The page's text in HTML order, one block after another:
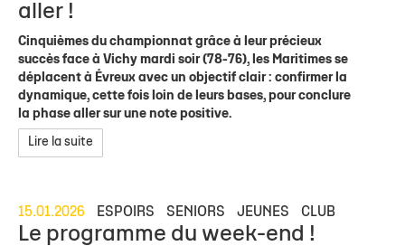
aller !
Cinquièmes du championnat grâce à leur précieux
succès face à Vichy mardi soir (78-76), les Maritimes se
déplacent à Évreux avec un objectif clair : confirmer la
dynamique, cette fois loin de leurs bases, pour conclure
la phase aller sur une note positive.
Lire la suite
15.01.2026 ESPOIRS SENIORS JEUNES CLUB
Le programme du week-end !